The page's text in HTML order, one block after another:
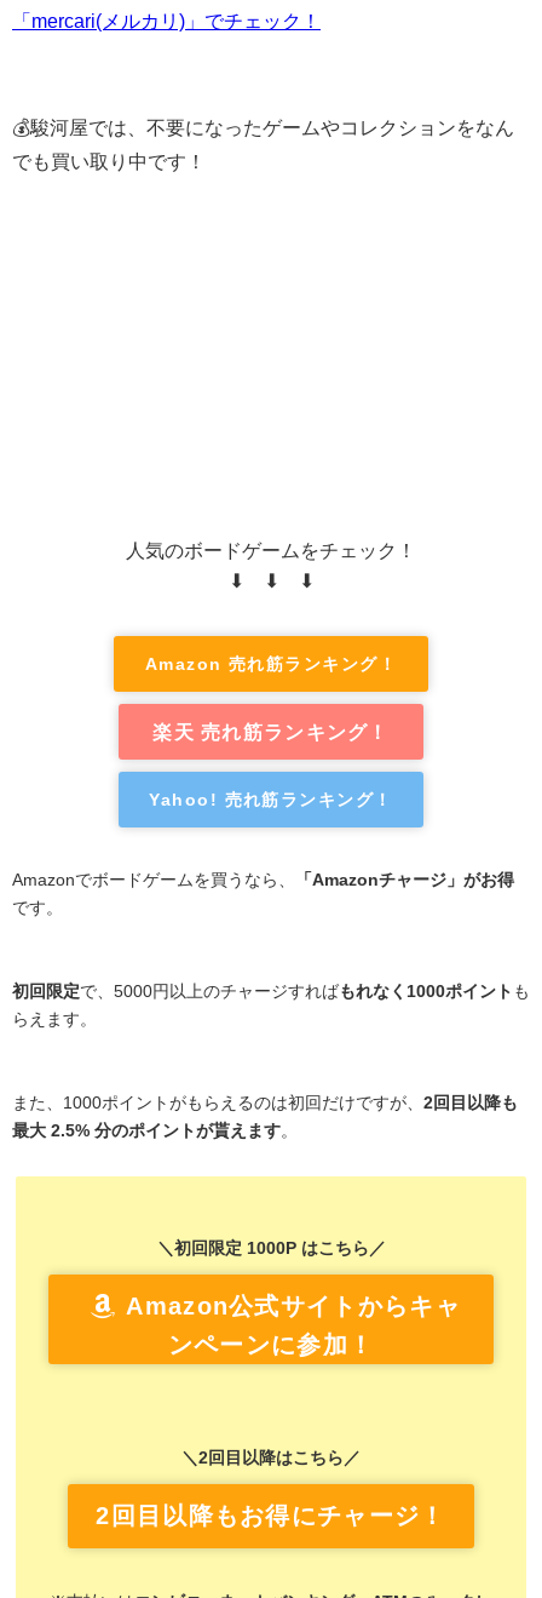
「mercari(メルカリ)」でチェック！
💰駿河屋では、不要になったゲームやコレクションをなん
でも買い取り中です！
人気のボードゲームをチェック！
⬇ ⬇ ⬇
Amazon 売れ筋ランキング！
楽天 売れ筋ランキング！
Yahoo! 売れ筋ランキング！
Amazonでボードゲームを買うなら、
「Amazonチャージ」がお得
です。
初回限定で、5000円以上のチャージすればもれなく1000ポイント も
らえます。
また、1000ポイントがもらえるのは初回だけですが、 2回目以降も
最大 2.5% 分のポイントが貰えます。
＼初回限定 1000P はこちら／
Amazon公式サイトからキャ
ンペーンに参加！
＼2回目以降はこちら／
2回目以降もお得にチャージ！